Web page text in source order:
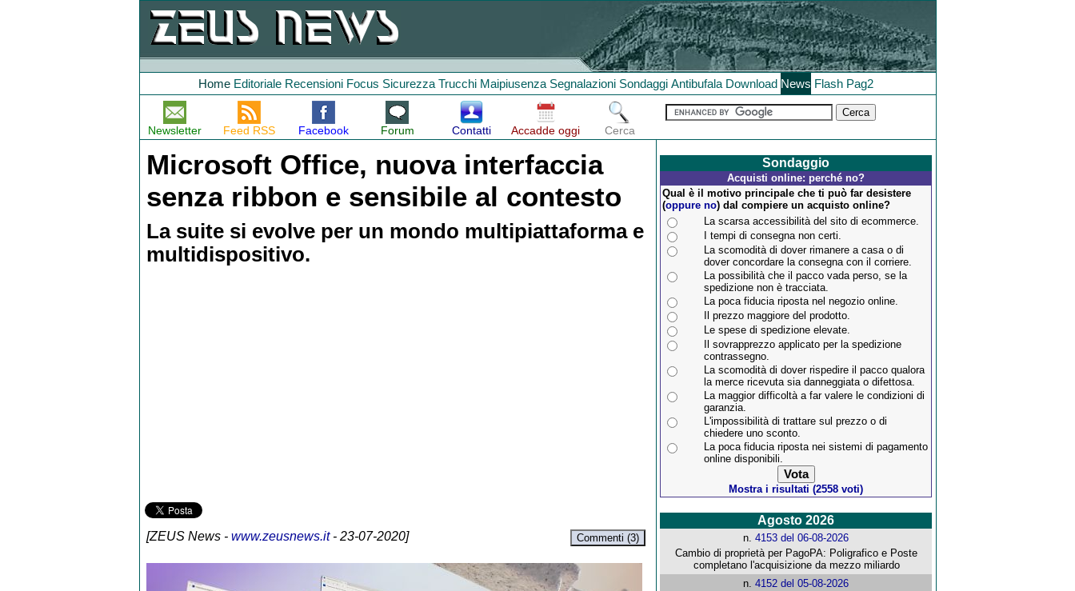
Home Editoriale Recensioni Focus Sicurezza Trucchi Maipiusenza Segnalazioni Sondaggi Antibufala Download News Flash Pag2
Newsletter Feed RSS Facebook Forum Contatti Accadde oggi Cerca
Microsoft Office, nuova interfaccia
senza ribbon e sensibile al contesto
La suite si evolve per un mondo multipiattaforma e
multidispositivo.
[ZEUS News- www.zeusnews.it- 23-07-2020] Commenti (3)
Sondaggio
Acquisti online: perché no?
Qual è il motivo principale che ti può far desistere
(oppure no) dal compiere un acquisto online?
La scarsa accessibilità del sito di ecommerce.
I tempi di consegna non certi.
La scomodità di dover rimanere a casa o di
dover concordare la consegna con il corriere.
La possibilità che il pacco vada perso, se la
spedizione non è tracciata.
La poca fiducia riposta nel negozio online.
Il prezzo maggiore del prodotto.
Le spese di spedizione elevate.
Il sovrapprezzo applicato per la spedizione
contrassegno.
La scomodità di dover rispedire il pacco qualora
la merce ricevuta sia danneggiata o difettosa.
La maggior difficoltà a far valere le condizioni di
garanzia.
L'impossibilità di trattare sul prezzo o di
chiedere uno sconto.
La poca fiducia riposta nei sistemi di pagamento
online disponibili.
Mostra i risultati (2558 voti)
Agosto 2026
n.4153 del 06-08-2026
Cambio di proprietà per PagoPA: Poligrafico e Poste
completano l'acquisizione da mezzo miliardo
n.4152 del 05-08-2026